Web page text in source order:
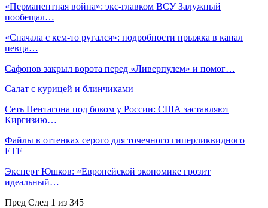
«Перманентная война»: экс-главком ВСУ Залужный
пообещал…
«Сначала с кем-то ругался»: подробности прыжка в канал
певца…
Сафонов закрыл ворота перед «Ливерпулем» и помог…
Салат с курицей и блинчиками
Сеть Пентагона под боком у России: США заставляют
Киргизию…
Файлы в оттенках серого для точечного гиперликвидного
ETF
Эксперт Юшков: «Европейской экономике грозит
идеальный…
Пред След 1 из 345